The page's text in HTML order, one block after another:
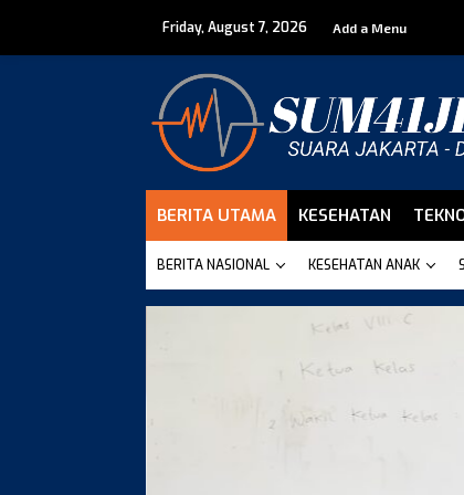
content
Friday, August 7, 2026 Add a Menu
BERITA UTAMA KESEHATAN
BERITA NASIONAL KESEHATAN ANAK